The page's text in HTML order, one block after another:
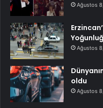
Ağustos
Ağustos
oldu
Ağustos